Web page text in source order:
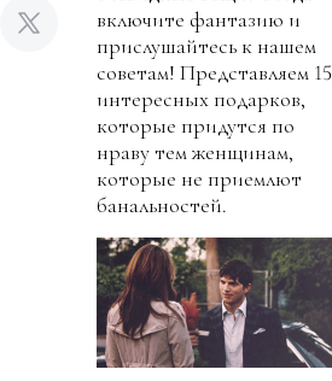
включите фантазию и
прислушайтесь к нашем
советам! Представляем 15
интересных подарков,
которые придутся по
нраву тем женщинам,
которые не приемлют
банальностей.